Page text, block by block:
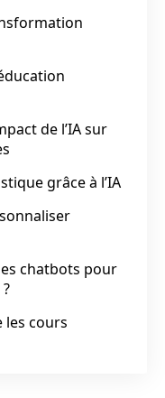
de l’IA sur
grâce à l’IA
chatbots pour
les cours